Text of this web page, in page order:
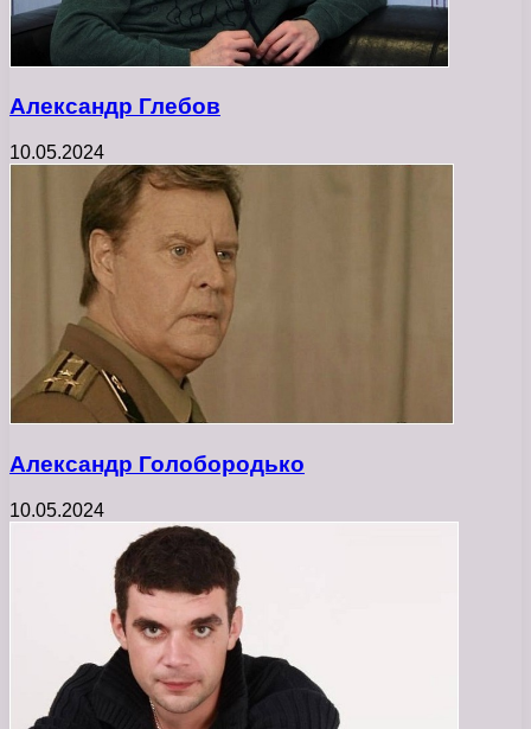
Александр Глебов
10.05.2024
Александр Голобородько
10.05.2024